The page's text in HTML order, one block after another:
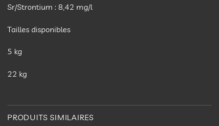
Sr/Strontium : 8,42 mg/l
Tailles disponibles
5 kg
22 kg
PRODUITS SIMILAIRES